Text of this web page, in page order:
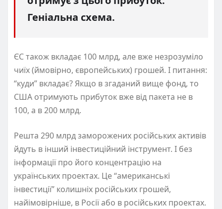
Геніальна схема.
ЄС також вкладає 100 млрд, але вже незрозуміло
чиїх (ймовірно, європейських) грошей. І питання:
“куди” вкладає? Якщо в згаданий вище фонд, то
США отримують прибуток вже від пакета не в
100, а в 200 млрд.
Решта 290 млрд заморожених російських активів
йдуть в інший інвестиційний інструмент. І без
інформації про його концентрацію на
українських проектах. Це “американські
інвестиції” колишніх російських грошей,
найімовірніше, в Росії або в російських проектах.